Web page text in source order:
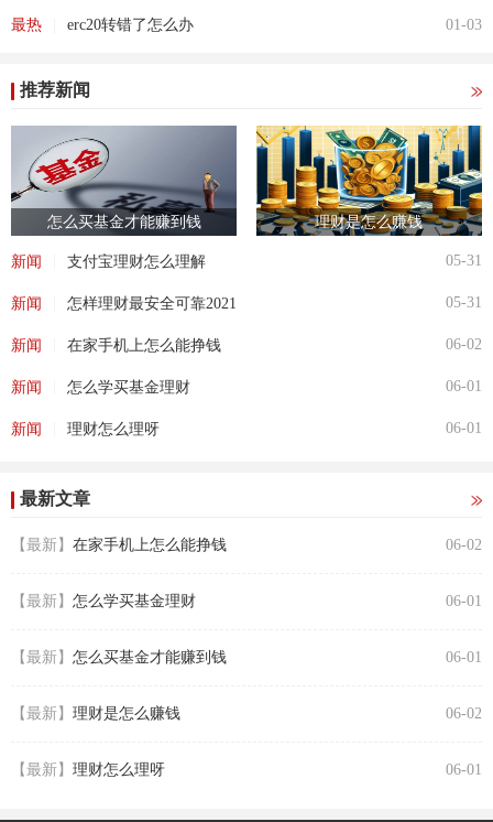
最热 erc20转错了怎么办 01-03
推荐新闻
怎么买基金才能赚到钱 理财是怎么赚钱
新闻 支付宝理财怎么理解 05-31
新闻 怎样理财最安全可靠2021 05-31
新闻 在家手机上怎么能挣钱 06-02
新闻 怎么学买基金理财 06-01
新闻 理财怎么理呀 06-01
最新文章
【最新】 在家手机上怎么能挣钱 06-02
【最新】 怎么学买基金理财 06-01
【最新】 怎么买基金才能赚到钱 06-01
【最新】 理财是怎么赚钱 06-02
【最新】 理财怎么理呀 06-01